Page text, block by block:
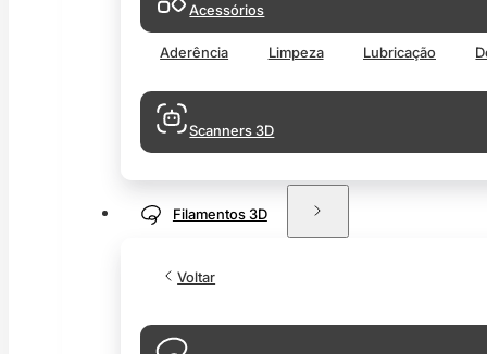
Acessórios
Aderência Limpeza Lubricação
Scanners 3D
Filamentos 3D
Voltar